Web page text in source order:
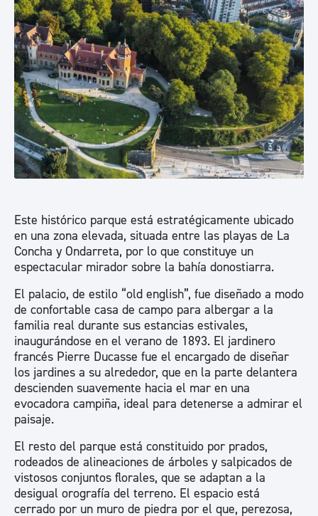
Este histórico parque está estratégicamente ubicado
en una zona elevada, situada entre las playas de La
Concha y Ondarreta, por lo que constituye un
espectacular mirador sobre la bahía donostiarra.
El palacio, de estilo “old english”, fue diseñado a modo
de confortable casa de campo para albergar a la
familia real durante sus estancias estivales,
inaugurándose en el verano de 1893. El jardinero
francés Pierre Ducasse fue el encargado de diseñar
los jardines a su alrededor, que en la parte delantera
descienden suavemente hacia el mar en una
evocadora campiña, ideal para detenerse a admirar el
paisaje.
El resto del parque está constituido por prados,
rodeados de alineaciones de árboles y salpicados de
vistosos conjuntos florales, que se adaptan a la
desigual orografía del terreno. El espacio está
cerrado por un muro de piedra por el que, perezosa,